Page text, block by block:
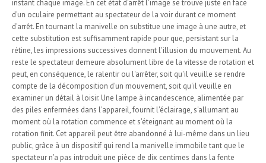
instant chaque image. En cet état d'arrêt l'image se trouve juste en face
d'un oculaire permettant au spectateur de la voir durant ce moment
d'arrêt. En tournant la manivelle on substitue une image à une autre, et
cette substitution est suffisamment rapide pour que, persistant sur la
rétine, les impressions successives donnent l'illusion du mouvement. Au
reste le spectateur demeure absolument libre de la vitesse de rotation et
peut, en conséquence, le ralentir ou l'arrêter, soit qu'il veuille se rendre
compte de la décomposition d'un mouvement, soit qu'il veuille en
examiner un détail à loisir. Une lampe à incandescence, alimentée par
des piles enfermées dans l'appareil, fournit l'éclairage, s'allumant au
moment où la rotation commence et s'éteignant au moment où la
rotation finit. Cet appareil peut être abandonné à lui-même dans un lieu
public, grâce à un dispositif qui rend la manivelle immobile tant que le
spectateur n'a pas introduit une pièce de dix centimes dans la fente